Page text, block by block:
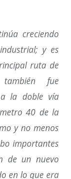
creciendo
y es
ruta de
fue
a la doble vía
40 de la
y no menos
importantes
de un nuevo
en lo que era